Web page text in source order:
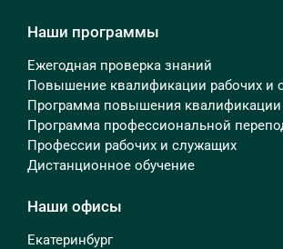
Наши программы
Ежегодная проверка знаний
Повышение квалификации рабочих и
Программа повышения квалификации
Программа профессиональной
Профессии рабочих и служащих
Дистанционное обучение
Наши офисы
Екатеринбург